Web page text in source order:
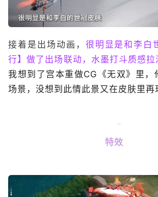
接着是出场动画， 很明显是和李白
行】做了出场联动，水墨打斗质感拉
我想到了宫本重做CG《无双》里，
场景，没想到此情此景又在皮肤里再
特效